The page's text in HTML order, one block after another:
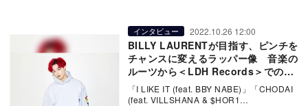
インタビュー 2022.10.26 12:00
BILLY LAURENTが目指す、ピンチを
チャンスに変えるラッパー像 音楽の
ルーツから＜LDH Records＞でのリ
リースに至るまで
「I LIKE IT (feat. BBY NABE)」「CHODAI
(feat. VILLSHANA & $HOR1…